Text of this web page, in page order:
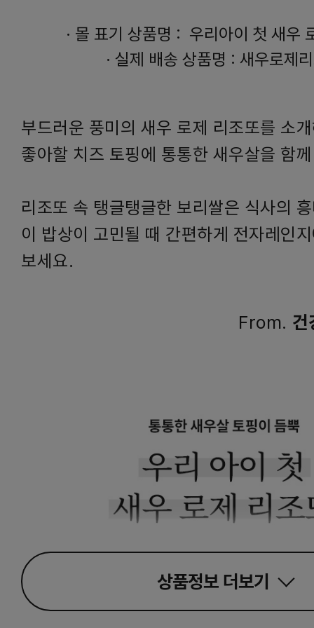
· 몰 표기 상품명 : 우리아이 첫 새우
· 실제 배송 상품명 : 새우로제
부드러운 풍미의 새우 로제 리조또를 소
좋아할 치즈 토핑에 통통한 새우살을 함
리조또 속 탱글탱글한 보리쌀은 식사의
이 밥상이 고민될 때 간편하게 전자레인
보세요.
From. 건
상품정보 더보기